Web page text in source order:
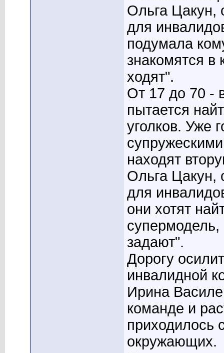
Ольга Цакун,
для
подумала
знакомятся в
ходят".
От 17 до 70 -
пытается
уголков. Уже
находят
Ольга Цакун,
для
они хотят
задают".
Дорогу
инвалидной
Ирина
команде и
приходилось
окружающих.